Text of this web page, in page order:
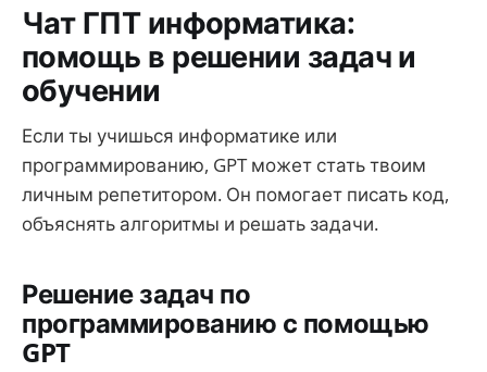
Чат ГПТ информатика:
помощь в решении задач и
обучении
Если ты учишься информатике или
программированию, GPT может стать твоим
личным репетитором. Он помогает писать код,
объяснять алгоритмы и решать задачи.
Решение задач по
программированию с помощью
GPT